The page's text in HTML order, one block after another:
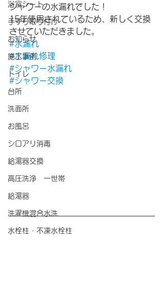
浴室シート
手すり取り付け
お知らせ
施工事例
トイレ
台所
洗面所
お風呂
シロアリ消毒
給湯器交換
高圧洗浄 一世帯
給湯器
洗濯機混合水洗
水栓柱・不凍水栓柱
シャワーの水漏れでした！
15年使用されているため、新しく交換
させていただきました。
#水漏れ
#水漏れ修理
#シャワー水漏れ
#シャワー交換